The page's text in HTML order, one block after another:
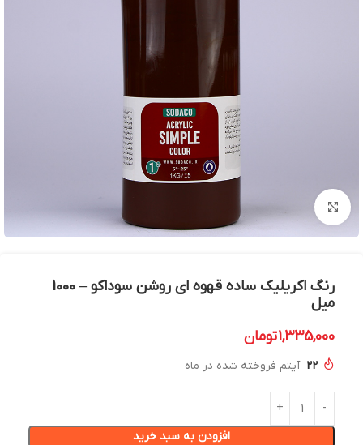
بزرگنمایی تصویر
رنگ اکریلیک ساده قهوه ای روشن سوداکو – 1000
میل
1,335,000تومان
22 آیتم فروخته شده در ماه
افزودن به سبد خرید